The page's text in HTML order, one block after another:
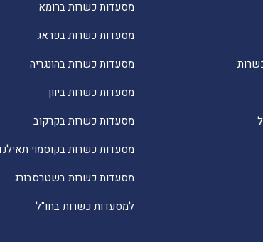
מסעדות כשרות ברומא
מסעדות כשרות בפראג
מסעדות כשרות בהונגריה
מסעדות כשרות ביוון
מסעדות כשרות בקרקוב
מסעדות כשרות בקוסמוי
מסעדות כשרות בשטרסבורג
למסעדות כשרות בחו"ל